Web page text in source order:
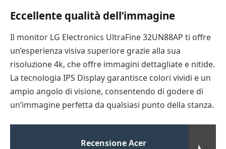
Eccellente qualità dell’immagine
Il monitor LG Electronics UltraFine 32UN88AP ti offre
un’esperienza visiva superiore grazie alla sua
risoluzione 4k, che offre immagini dettagliate e nitide.
La tecnologia IPS Display garantisce colori vividi e un
ampio angolo di visione, consentendo di godere di
un’immagine perfetta da qualsiasi punto della stanza.
Recensione Acer